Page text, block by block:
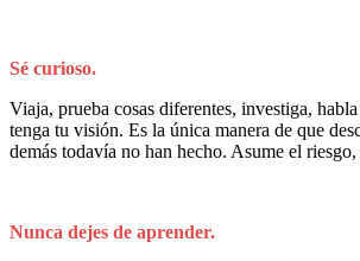
Sé curioso.
Viaja, prueba cosas diferentes, investiga,
tenga tu visión. Es la única manera de que
demás todavía no han hecho. Asume el
Nunca dejes de aprender.